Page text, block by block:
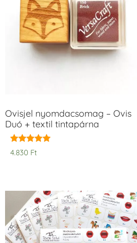
Ovisjel nyomdacsomag – Ovis
Duó + textil tintapárna
Értékelés:
5.00
4.830 Ft